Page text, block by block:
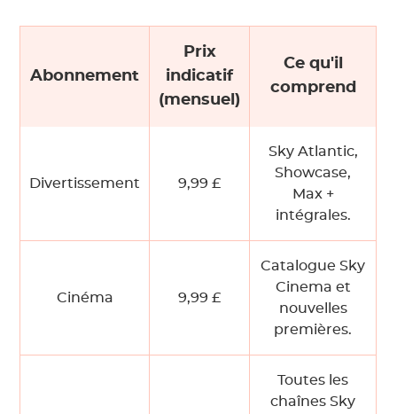
Abonnement
Prix
indicatif
(mensuel)
Ce qu'il
comprend
Divertissement 9,99 £
Sky Atlantic,
Showcase,
Max +
intégrales.
Cinéma 9,99 £
Catalogue Sky
Cinema et
nouvelles
premières.
Toutes les
chaînes Sky